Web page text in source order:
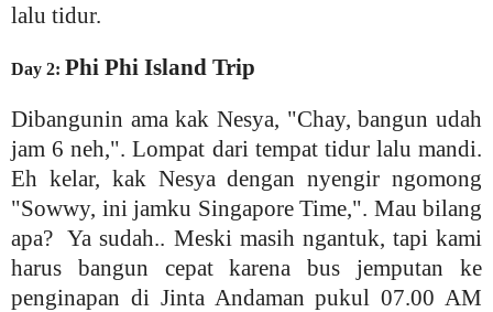
lalu tidur.
Day 2: Phi Phi Island Trip
Dibangunin ama kak Nesya, "Chay, bangun udah
jam 6 neh,". Lompat dari tempat tidur lalu mandi.
Eh kelar, kak Nesya dengan nyengir ngomong
"Sowwy, ini jamku Singapore Time,". Mau bilang
apa? Ya sudah.. Meski masih ngantuk, tapi kami
harus bangun cepat karena bus jemputan ke
penginapan di Jinta Andaman pukul 07.00 AM